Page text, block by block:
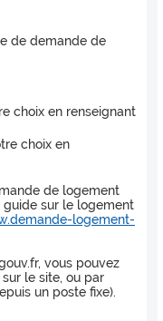
de demande de
choix en renseignant
choix en
de logement
sur le logement
logement-
vous pouvez
le site, ou par
un poste fixe).